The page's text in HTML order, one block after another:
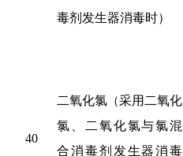
毒剂发生器消毒时）
40
二氧化氯 （采用二氧化
氯、二氧化氯与氯混
合消毒剂发生器消毒